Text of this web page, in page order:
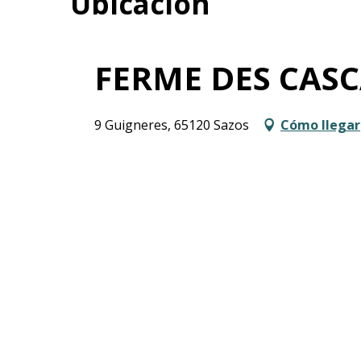
FERME DES
9 Guigneres, 65120 Sazos Cómo llegar